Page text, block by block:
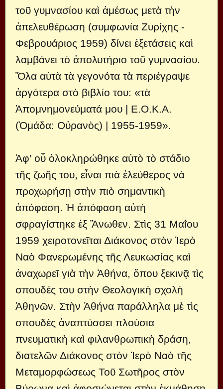
τοῦ γυμνασίου καὶ ἀμέσως μετὰ τὴν
ἀπελευθέρωση (συμφωνία Ζυρίχης -
Φεβρουάριος 1959) δίνει ἐξετάσεις καὶ
λαμβάνει τὸ ἀπολυτήριο τοῦ γυμνασίου.
Ὅλα αὐτὰ τὰ γεγονότα τὰ περιέγραψε
ἀργότερα στὸ βιβλίο του: «τὰ
Ἀπομνημονεύματά μου | Ε.Ο.Κ.Α.
(Ὁμάδα: Οὐρανὸς) | 1955-1959».
Ἀφ’ οὗ ὁλοκληρώθηκε αὐτὸ τὸ στάδιο
τῆς ζωῆς του, εἶναι πιὰ ἐλεύθερος νὰ
προχωρήσῃ στὴν πιὸ σημαντικὴ
ἀπόφαση. Ἡ ἀπόφαση αὐτὴ
σφραγίστηκε ἐξ Ἄνωθεν. Στὶς 31 Μαΐου
1959 χειροτονεῖται Διάκονος στὸν Ἱερὸ
Ναὸ Φανερωμένης τῆς Λευκωσίας καὶ
ἀναχωρεῖ γιὰ τὴν Ἀθήνα, ὅπου ξεκινᾷ τὶς
σπουδές του στὴν Θεολογικὴ σχολὴ
Ἀθηνῶν. Στὴν Ἀθήνα παράλληλα μὲ τὶς
σπουδὲς ἀναπτύσσει πλούσια
πνευματικὴ καὶ φιλανθρωπικὴ δράση,
διατελῶν Διάκονος στὸν Ἱερὸ Ναὸ τῆς
Μεταμορφώσεως Τοῦ Σωτῆρος στὸν